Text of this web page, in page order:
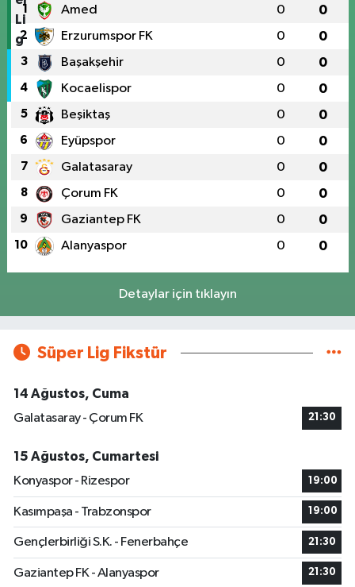
1 Amed 0 0
2 Erzurumspor FK 0 0
3 Başakşehir 0 0
4 Kocaelispor 0 0
5 Beşiktaş 0 0
6 Eyüpspor 0 0
7 Galatasaray 0 0
8 Çorum FK 0 0
9 Gaziantep FK 0 0
10 Alanyaspor 0 0
Detaylar için tıklayın
Süper Lig Fikstür
14 Ağustos, Cuma
Galatasaray - Çorum FK
21:30
15 Ağustos, Cumartesi
Konyaspor - Rizespor
19:00
Kasımpaşa - Trabzonspor 19:00
Gençlerbirliği S.K. - Fenerbahçe 21:30
Gaziantep FK - Alanyaspor 21:30